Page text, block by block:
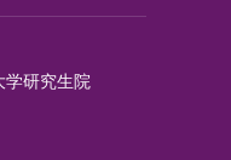
学研究生院